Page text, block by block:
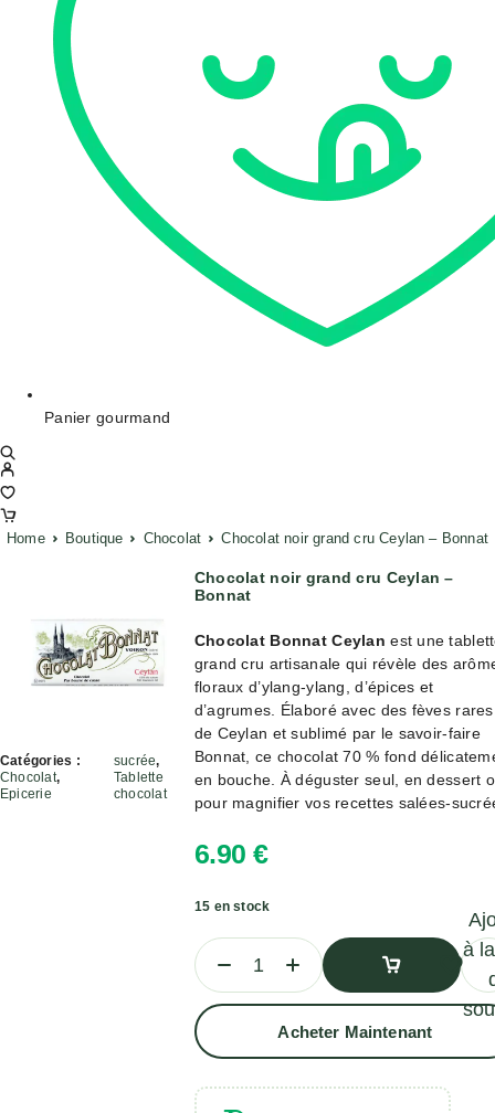
Panier gourmand
Home Boutique Chocolat Chocolat noir grand cru Ceylan – Bonnat
Catégories :
Chocolat,
Epicerie
sucrée,
Tablette
chocolat
Chocolat noir grand cru Ceylan –
Bonnat
Chocolat Bonnat Ceylan est une
grand cru artisanale qui révèle des
floraux d’ylang-ylang, d’épices et
d’agrumes. Élaboré avec des fèves rares
de Ceylan et sublimé par le savoir-faire
Bonnat, ce chocolat 70 % fond
en bouche. À déguster seul, en dessert
pour magnifier vos recettes salées-
6.90€
15 en stock
Au
à
Acheter Maintenant